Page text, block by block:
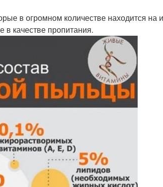
в огромном количестве находится на
качестве пропитания.